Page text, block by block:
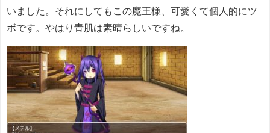
いました。それにしてもこの魔王様、可愛くて個人的にツ
ボです。やはり青肌は素晴らしいですね。